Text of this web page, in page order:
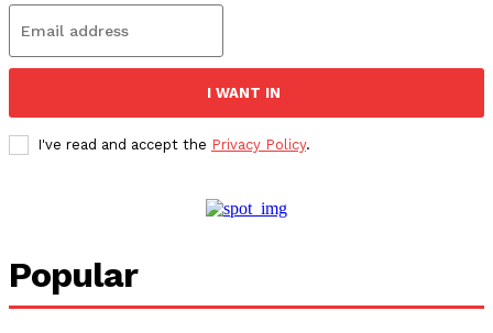
I WANT IN
I've read and accept the Privacy Policy.
Popular